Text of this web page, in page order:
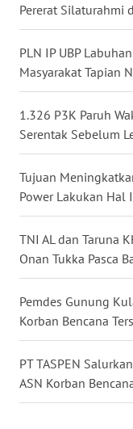
Pererat Silaturahmi
PLN IP UBP
Masyarakat Tapian
1.326 P3K Paruh
Serentak Sebelum
Tujuan
Power Lakukan Hal
TNI AL dan Taruna
Onan Tukka Pasca
Pemdes Gunung
Korban Bencana
PT TASPEN
ASN Korban
TOBA
WN
NIAS
WN
LANGKAT
WN
TAPANULI
SELATAN
WN
WN